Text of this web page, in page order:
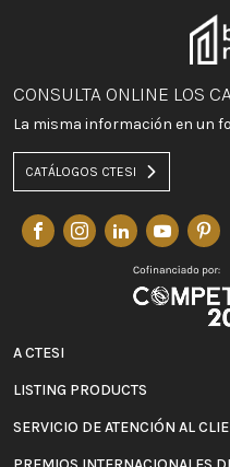
CONSULTA ONLINE LOS
La misma información en un
CATÁLOGOS CTESI
A CTESI
LISTING PRODUCTS
SERVICIO DE ATENCIÓN AL